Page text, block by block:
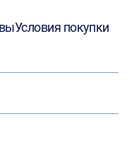
Условия покупки